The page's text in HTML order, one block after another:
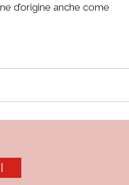
d’origine anche come